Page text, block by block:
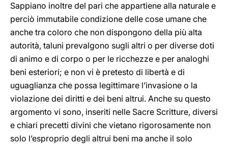
Sappiano inoltre del pari che appartiene alla naturale e
perciò immutabile condizione delle cose umane che
anche tra coloro che non dispongono della più alta
autorità, taluni prevalgono sugli altri o per diverse doti
di animo e di corpo o per le ricchezze e per analoghi
beni esteriori; e non vi è pretesto di libertà e di
uguaglianza che possa legittimare l’invasione o la
violazione dei diritti e dei beni altrui. Anche su questo
argomento vi sono, inseriti nelle Sacre Scritture, diversi
e chiari precetti divini che vietano rigorosamente non
solo l’esproprio degli altrui beni ma anche il solo